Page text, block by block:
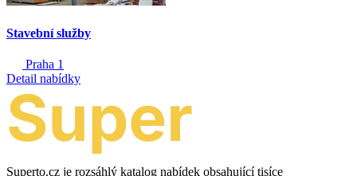
Stavební služby
Praha 1
Detail nabídky
Superto.cz je rozsáhlý katalog nabídek obsahující tisíce